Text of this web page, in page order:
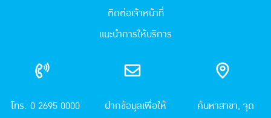
ติดต่อเจ้าหน้าที่
แนะนำการให้บริการ
โทร. 0 2695 0000
ฝากข้อมูลเพื่อให้
ค้นหาสาขา, จุด